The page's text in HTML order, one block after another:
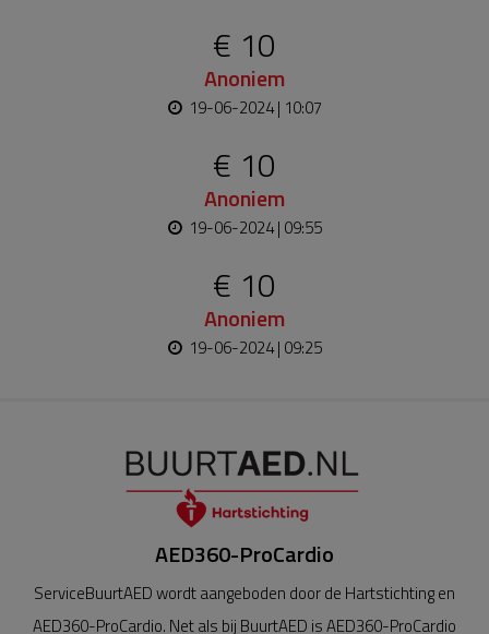
€ 10
Anoniem
19-06-2024 | 10:07
€ 10
Anoniem
19-06-2024 | 09:55
€ 10
Anoniem
19-06-2024 | 09:25
AED360-ProCardio
ServiceBuurtAED wordt aangeboden door de Hartstichting en
AED360-ProCardio. Net als bij BuurtAED is AED360-ProCardio